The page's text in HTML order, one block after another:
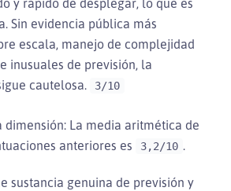
Sin evidencia pública más
escala, manejo de complejidad
inusuales de previsión, la
cautelosa.
3/10
dimensión: La media aritmética de
anteriores es
3,2/10 .
sustancia genuina de previsión y